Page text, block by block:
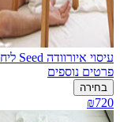
עיסוי איורוודה Seed ליחיד (45 דק׳)
פרטים נוספים
בחירה
₪720